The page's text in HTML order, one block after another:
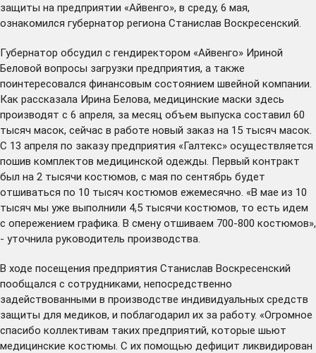
защиты на предприятии «Айвенго», в среду, 6 мая,
ознакомился губернатор региона Станислав Воскресенский.
Губернатор обсудил с гендиректором «Айвенго» Ириной
Беловой вопросы загрузки предприятия, а также
поинтересовался финансовым состоянием швейной компании.
Как рассказала Ирина Белова, медицинские маски здесь
производят с 6 апреля, за месяц объем выпуска составил 60
тысяч масок, сейчас в работе новый заказ на 15 тысяч масок.
С 13 апреля по заказу предприятия «Галтекс» осуществляется
пошив комплектов медицинской одежды. Первый контракт
был на 2 тысячи костюмов, с мая по сентябрь будет
отшиваться по 10 тысяч костюмов ежемесячно. «В мае из 10
тысяч мы уже выполнили 4,5 тысячи костюмов, то есть идем
с опережением графика. В смену отшиваем 700-800 костюмов»,
- уточнила руководитель производства.
В ходе посещения предприятия Станислав Воскресенский
пообщался с сотрудниками, непосредственно
задействованными в производстве индивидуальных средств
защиты для медиков, и поблагодарил их за работу. «Огромное
спасибо коллективам таких предприятий, которые шьют
медицинские костюмы. С их помощью дефицит ликвидирован